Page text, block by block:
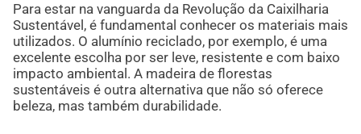
Para estar na vanguarda da Revolução da Caixilharia
Sustentável, é fundamental conhecer os materiais mais
utilizados. O alumínio reciclado, por exemplo, é uma
excelente escolha por ser leve, resistente e com baixo
impacto ambiental. A madeira de florestas
sustentáveis é outra alternativa que não só oferece
beleza, mas também durabilidade.